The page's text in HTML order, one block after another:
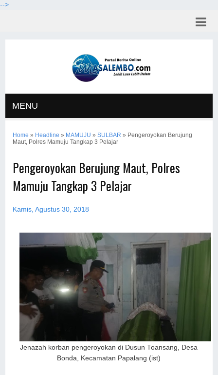
-->
MENU
Home » Headline » MAMUJU »SULBAR » Pengeroyokan Berujung
Maut, Polres Mamuju Tangkap 3 Pelajar
Pengeroyokan Berujung Maut, Polres
Mamuju Tangkap 3 Pelajar
Kamis, Agustus 30, 2018
Jenazah korban pengeroyokan di Dusun Toansang, Desa
Bonda, Kecamatan Papalang (ist)